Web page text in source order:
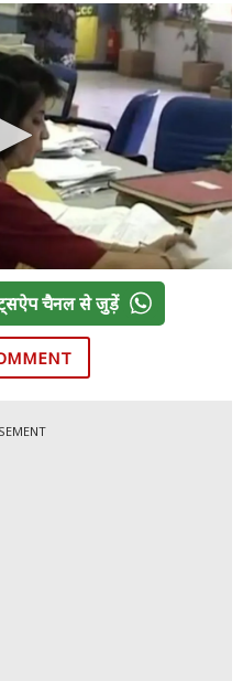
चैनल से जुड़ें